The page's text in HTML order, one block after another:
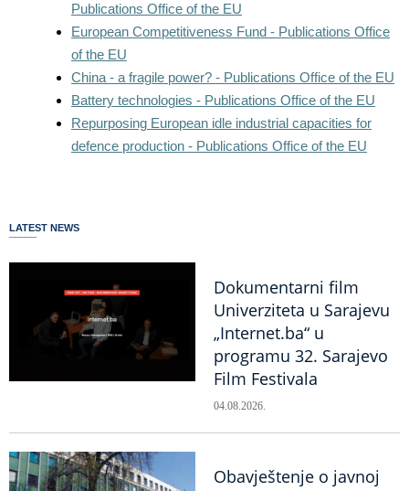
Publications Office of the EU
European Competitiveness Fund - Publications Office
of the EU
China - a fragile power? - Publications Office of the EU
Battery technologies - Publications Office of the EU
Repurposing European idle industrial capacities for
defence production - Publications Office of the EU
LATEST NEWS
Dokumentarni film
Univerziteta u Sarajevu
„Internet.ba“ u
programu 32. Sarajevo
Film Festivala
04.08.2026.
Obavještenje o javnoj